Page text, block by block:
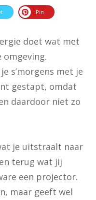
Pin
doet wat met
omgeving.
s’morgens met je
gestapt, omdat
daardoor niet zo
je uitstraalt naar
terug wat jij
een projector.
maar geeft wel